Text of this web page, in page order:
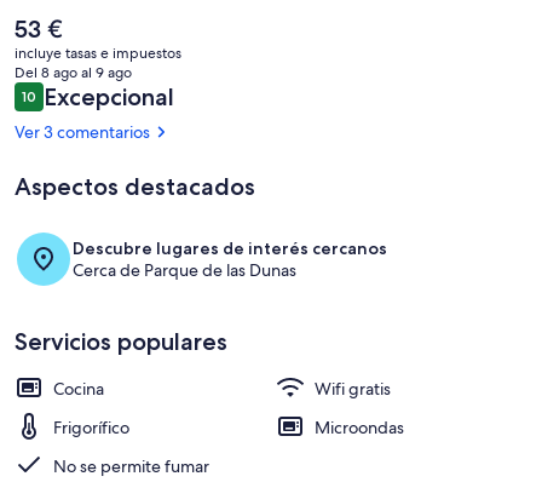
Economico
El
precio
actual
es
de
53 €
53 €
incluye tasas e impuestos
Del 8 ago al 9 ago
Comentarios
1010 de 10
Excepcional
Ver 3 comentarios
Aspectos destacados
Descubre lugares de interés cercanos
Cerca de Parque de las Dunas
Servicios populares
Cocina
Wifi gratis
Frigorífico
Microondas
No se permite fumar